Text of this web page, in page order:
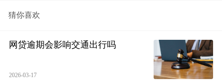
猜你喜欢
网贷逾期会影响交通出行吗
2026-03-17